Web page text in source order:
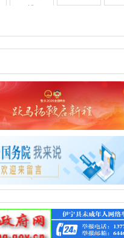
设
生态环境
公共文化服
务
公
社会救助 养老服务 户
政务五公开 县城水源地 基层